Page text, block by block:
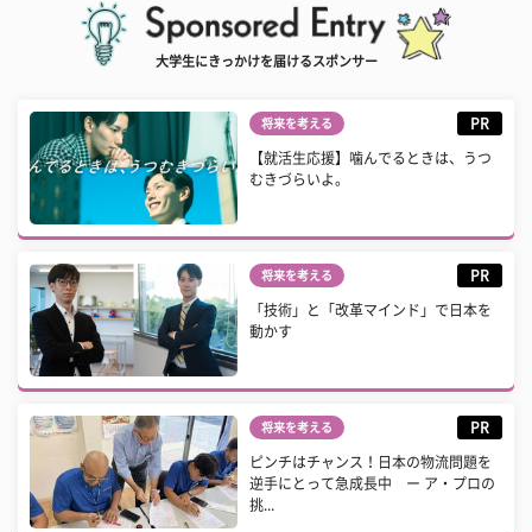
大学生にきっかけを届けるスポンサー
将来を考える PR
【就活生応援】噛んでるときは、うつ
むきづらいよ。
将来を考える PR
「技術」と「改革マインド」で日本を
動かす
将来を考える PR
ピンチはチャンス！日本の物流問題を
逆手にとって急成長中 ー ア・プロの
挑...